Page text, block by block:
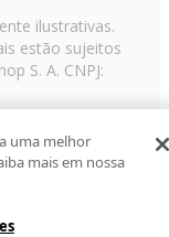
ilustrativas.
estão sujeitos
S. A. CNPJ:
3003-3728 ©
RF
uma melhor
mais em nossa